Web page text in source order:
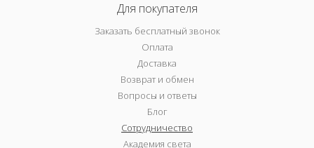
Для покупателя
Заказать бесплатный звонок
Оплата
Доставка
Возврат и обмен
Вопросы и ответы
Блог
Сотрудничество
Академия света